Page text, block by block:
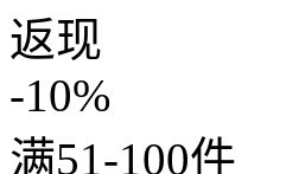
返现
-10%
满51-100件